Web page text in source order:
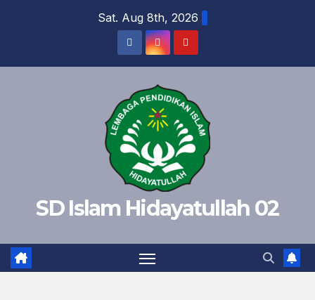
Sat. Aug 8th, 2026
SD Islam Hidayatullah 02